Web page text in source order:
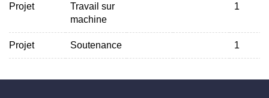
Projet
Travail sur
machine
1
Projet Soutenance 1